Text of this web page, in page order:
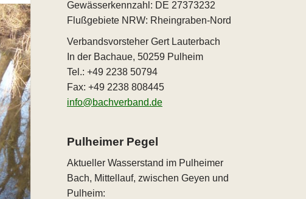
Gewässerkennzahl: DE 27373232
Flußgebiete NRW: Rheingraben-Nord
Verbandsvorsteher Gert Lauterbach
In der Bachaue, 50259 Pulheim
Tel.: +49 2238 50794
Fax: +49 2238 808445
info@bachverband.de
Pulheimer Pegel
Aktueller Wasserstand im Pulheimer
Bach, Mittellauf, zwischen Geyen und
Pulheim: